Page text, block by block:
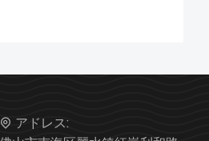
アドレス: